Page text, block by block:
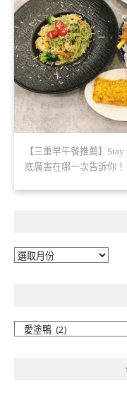
【三重早午餐推薦】
底厲害在哪一次告訴你！
彙